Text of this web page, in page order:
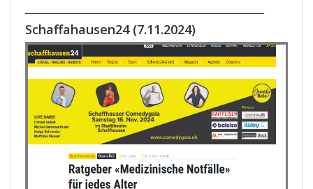
Schaffahausen24(7.11.2024)